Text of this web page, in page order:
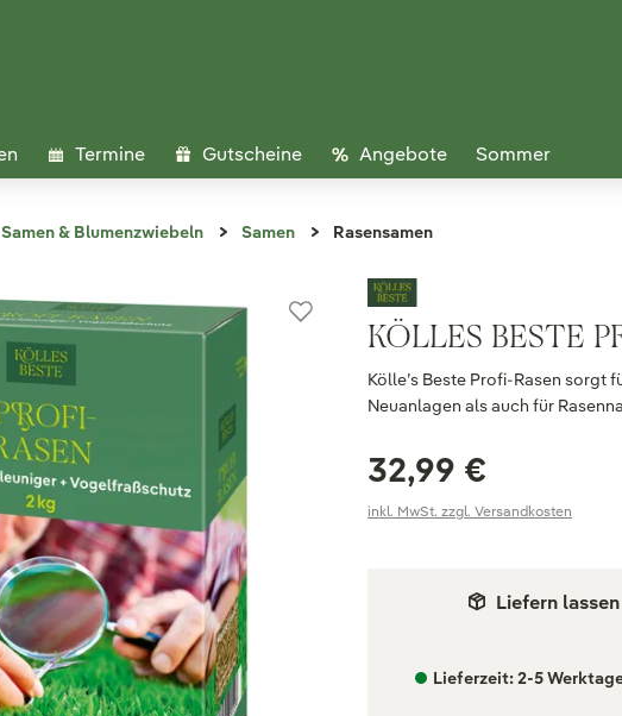
Termine Gutscheine Angebote Sommer
Samen & Blumenzwiebeln Samen Rasensamen
KÖLLES BESTE
Kölle’s Beste Profi-Rasen sorgt
Neuanlagen als auch für
32,99 €
inkl. MwSt. zzgl. Versandkosten
Liefern lassen
Lieferzeit: 2-5